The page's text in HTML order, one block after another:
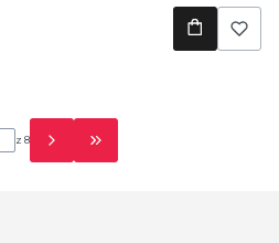
z 8
Przejdź do ostatniej strony